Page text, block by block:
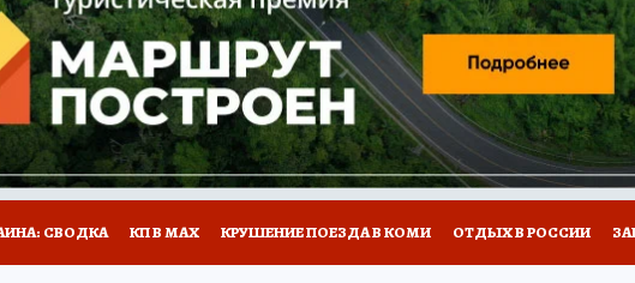
КОЛЛЕКЦИИ КОНКУРСЫ РАБОТА У НАС ГИД
СВОДКА КП В МАХ КРУШЕНИЕ ПОЕЗДА В КОМИ ОТДЫХ В РОССИИ